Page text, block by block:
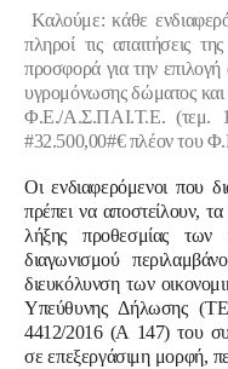
Καλούμε: κάθε
πληροί τις απαιτήσεις
προσφορά για την
υγρομόνωσης δώματος και
Φ.Ε./Α.Σ.ΠΑΙ.Τ.Ε. (τεμ.
#32.500,00#€ πλέον του
Οι ενδιαφερόμενοι που
πρέπει να αποστείλουν, τα
λήξης προθεσμίας
διαγωνισμού
διευκόλυνση των
Υπεύθυνης Δήλωσης
4412/2016 (Α 147) του
σε επεξεργάσιμη μορφή,